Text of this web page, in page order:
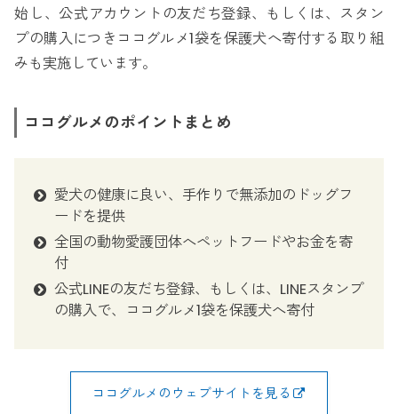
始し、公式アカウントの友だち登録、もしくは、スタン
プの購入につきココグルメ1袋を保護犬へ寄付する取り組
みも実施しています。
ココグルメのポイントまとめ
愛犬の健康に良い、手作りで無添加のドッグフ
ードを提供
全国の動物愛護団体へペットフードやお金を寄
付
公式LINEの友だち登録、もしくは、LINEスタンプ
の購入で、ココグルメ1袋を保護犬へ寄付
ココグルメのウェブサイトを見る